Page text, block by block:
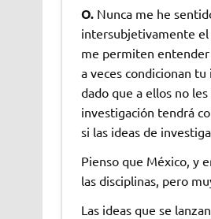
O.Nunca me he
intersubjetivamente el
me permiten entender
a veces condicionan
dado que a ellos no
investigación tendrá
si las ideas de
Pienso que México, y
las disciplinas, pero
Las ideas que se